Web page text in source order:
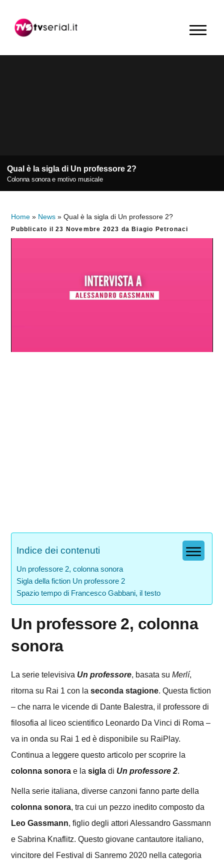
navigazione
contenuto
barra
primaria
MENU
Qual è la sigla di Un professore 2?
Colonna sonora e motivo musicale
Home » News »Qual è la sigla di Un professore 2?
Pubblicato il23 Novembre 2023 da Biagio Petronaci
0%
0%
Indice dei contenuti
Un professore 2, colonna sonora
Sigla della fiction Un professore 2
Spazio tempo di Francesco Gabbani, il testo
Un professore 2, colonna
sonora
La serie televisiva Un professore, basata suMerlí,
ritorna su Rai 1 con laseconda stagione. Questa fiction
– che narra le vicende di Dante Balestra, il professore di
filosofia al liceo scientifico Leonardo Da Vinci di Roma –
va in onda su Rai 1 ed è disponibile su RaiPlay.
Continua a leggere questo articolo per scoprire la
colonna sonora e lasigla di Un professore 2.
Nella serie italiana, diverse canzoni fanno parte della
colonna sonora, tra cui un pezzo inedito composto da
Leo Gassmann, figlio degli attori Alessandro Gassmann
e Sabrina Knaflitz. Questo giovane cantautore italiano,
vincitore del Festival di Sanremo 2020 nella categoria